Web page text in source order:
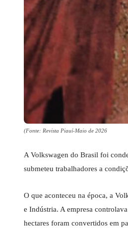
(Fonte: Revista Piauí-Maio de 2026
A Volkswagen do Brasil foi
submeteu trabalhadores a
O que aconteceu na época, a
e Indústria. A empresa
hectares foram convertidos em